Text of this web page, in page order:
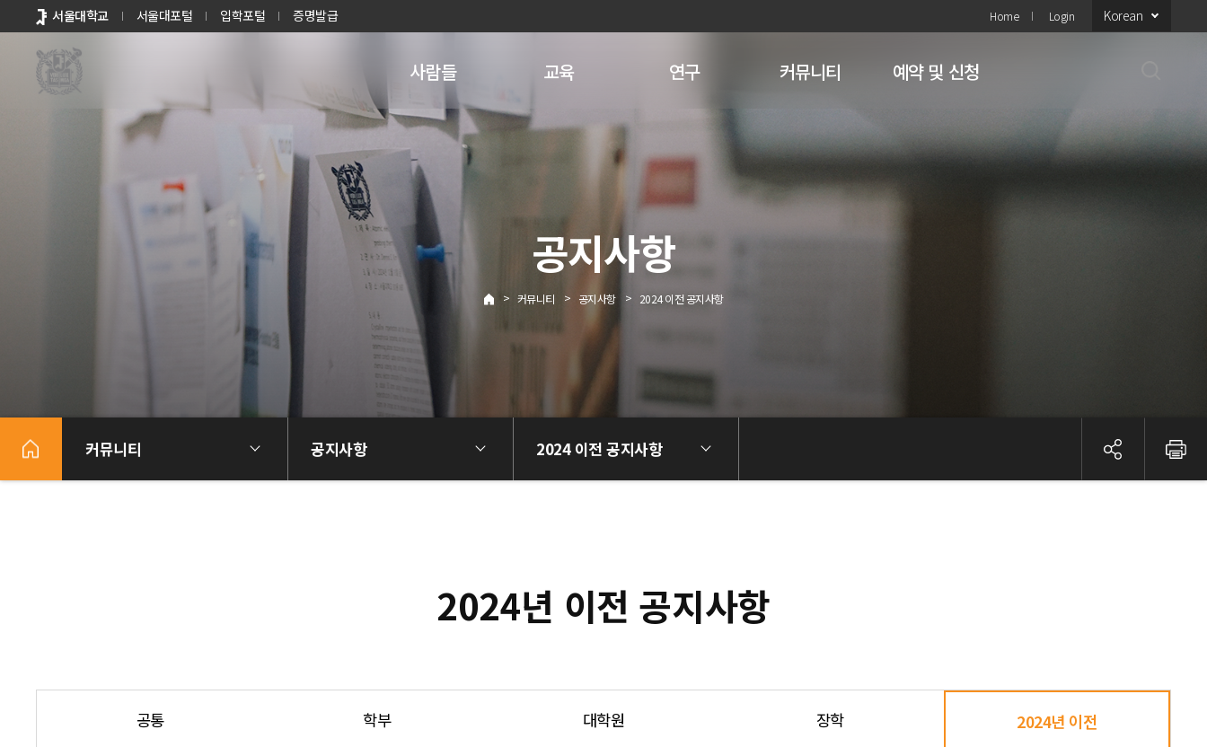
바로가기
메뉴
서울대학교 서울대포털 입학포털 증명발급 Home Login Korean
사람들 교육 연구 커뮤니티 예약 및 신청
공지사항
> 커뮤니티 > 공지사항 > 2024 이전 공지사항
커뮤니티 공지사항 2024 이전 공지사항
2024년 이전 공지사항
공통 학부 대학원 장학 2024년 이전